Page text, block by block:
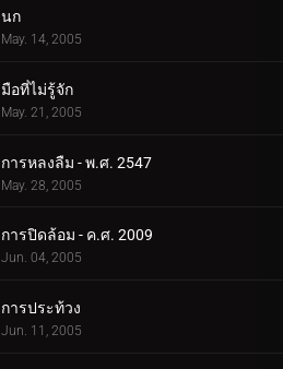
นก
May. 14, 2005
มือที่ไม่รู้จัก
May. 21, 2005
การหลงลืม - พ.ศ. 2547
May. 28, 2005
การปิดล้อม - ค.ศ. 2009
Jun. 04, 2005
การประท้วง
Jun. 11, 2005